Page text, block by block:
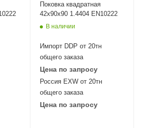
Поковка квадратная
42х90х90 1.4404 EN10222
В наличии
Импорт DDP от 20тн
общего заказа
Цена по запросу
Россия EXW от 20тн
общего заказа
Цена по запросу